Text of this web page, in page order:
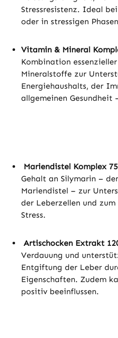
Stressresistenz. Ideal
oder in stressigen
Vitamin & Mineral
Kombination
Mineralstoffe zur
Energiehaushalts, der
allgemeinen Gesundheit
Mariendistel Komplex
Gehalt an Silymarin –
Mariendistel – zur
der Leberzellen und
Stress.
Artischocken Extrakt
Verdauung und
Entgiftung der Leber
Eigenschaften. Zudem
positiv beeinflussen.